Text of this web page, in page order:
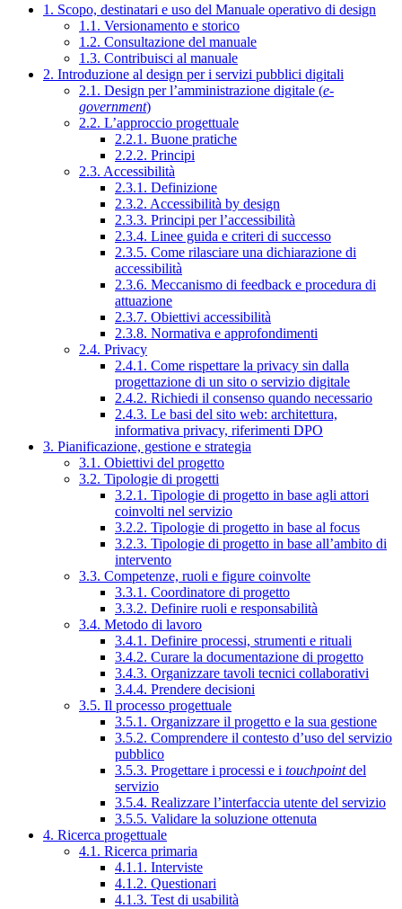
1. Scopo, destinatari e uso del Manuale operativo di design
1.1. Versionamento e storico
1.2. Consultazione del manuale
1.3. Contribuisci al manuale
2. Introduzione al design per i servizi pubblici digitali
2.1. Design per l’amministrazione digitale (e-
government)
2.2. L’approccio progettuale
2.2.1. Buone pratiche
2.2.2. Principi
2.3. Accessibilità
2.3.1. Definizione
2.3.2. Accessibilità by design
2.3.3. Principi per l’accessibilità
2.3.4. Linee guida e criteri di successo
2.3.5. Come rilasciare una dichiarazione di
accessibilità
2.3.6. Meccanismo di feedback e procedura di
attuazione
2.3.7. Obiettivi accessibilità
2.3.8. Normativa e approfondimenti
2.4. Privacy
2.4.1. Come rispettare la privacy sin dalla
progettazione di un sito o servizio digitale
2.4.2. Richiedi il consenso quando necessario
2.4.3. Le basi del sito web: architettura,
informativa privacy, riferimenti DPO
3. Pianificazione, gestione e strategia
3.1. Obiettivi del progetto
3.2. Tipologie di progetti
3.2.1. Tipologie di progetto in base agli attori
coinvolti nel servizio
3.2.2. Tipologie di progetto in base al focus
3.2.3. Tipologie di progetto in base all’ambito di
intervento
3.3. Competenze, ruoli e figure coinvolte
3.3.1. Coordinatore di progetto
3.3.2. Definire ruoli e responsabilità
3.4. Metodo di lavoro
3.4.1. Definire processi, strumenti e rituali
3.4.2. Curare la documentazione di progetto
3.4.3. Organizzare tavoli tecnici collaborativi
3.4.4. Prendere decisioni
3.5. Il processo progettuale
3.5.1. Organizzare il progetto e la sua gestione
3.5.2. Comprendere il contesto d’uso del servizio
pubblico
3.5.3. Progettare i processi e i touchpointdel
servizio
3.5.4. Realizzare l’interfaccia utente del servizio
3.5.5. Validare la soluzione ottenuta
4. Ricerca progettuale
4.1. Ricerca primaria
4.1.1. Interviste
4.1.2. Questionari
4.1.3. Test di usabilità